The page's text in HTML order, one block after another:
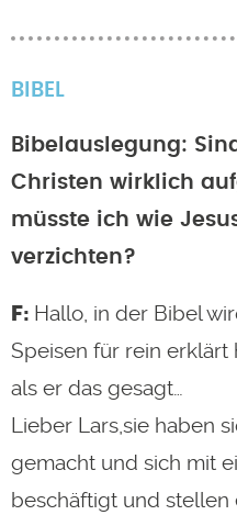
BIBEL
Bibelauslegung:
Christen wirklich
müsste ich wie
verzichten?
Hallo, in der Bibel
Speisen für rein erklärt
als er das gesagt…
Lieber Lars,sie haben
gemacht und sich mit
beschäftigt und stellen